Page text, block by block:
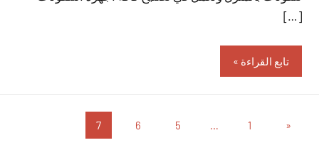
[…]
تابع القراءة
تعدد
« المقالات
1
…
5
6
7